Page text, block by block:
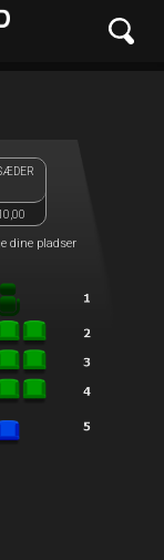
dine pladser